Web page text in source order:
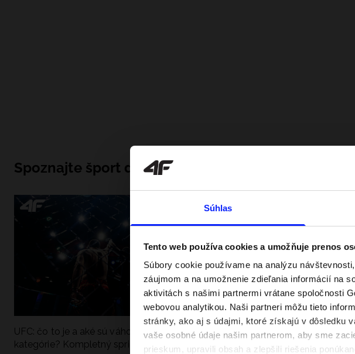
Súhlas
Tento web používa cookies a umožňuje prenos
Súbory cookie používame na analýzu
záujmom a na umožnenie zdieľania informácií na
aktivitách s našimi partnermi vrátane spoločnosti
webovou analytikou. Naši partneri môžu tieto
stránky, ako aj s údajmi, ktoré získajú v dôsledku
vaše osobné údaje našim partnerom, aby sme
prieskum, upravili obsah a zlepšili riešenia
Spoznajte šport do hĺbky
UFC: čo to je a aké sú váhové
kategórie? Kompletný sprievodca
Ako sa dobre pripraviť na aktívny deň
pri vode? Poradíme, čo si zbaliť